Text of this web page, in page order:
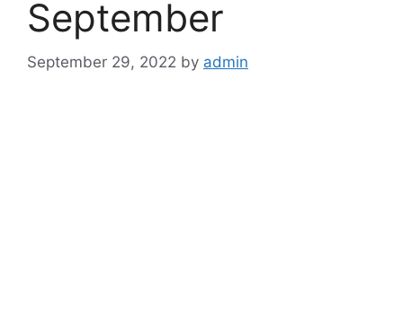
September
September 29, 2022 by admin